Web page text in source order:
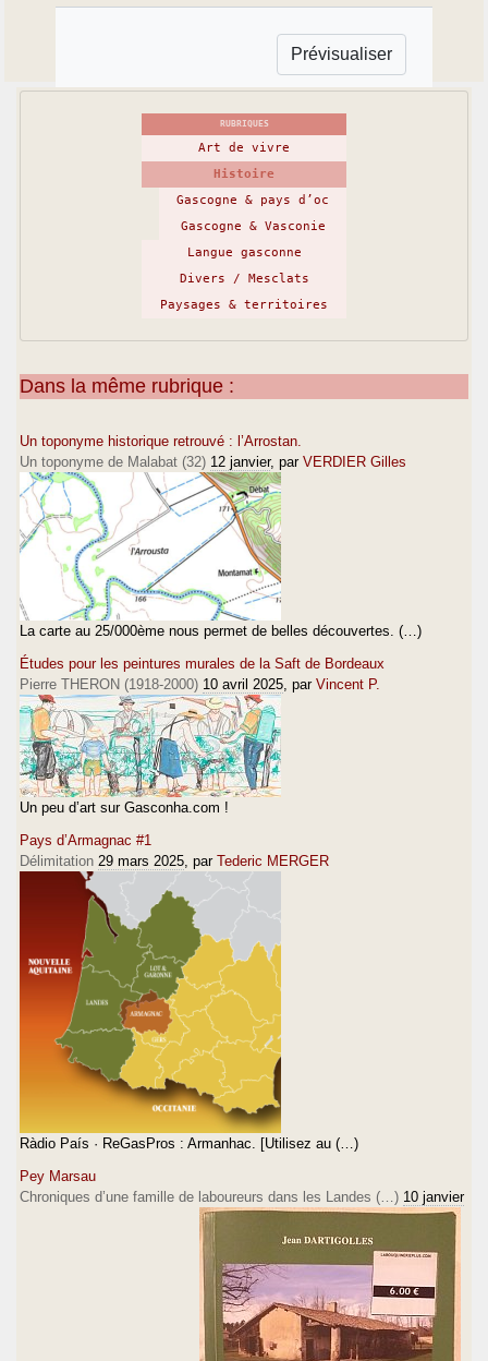
RUBRIQUES
Art de vivre
Histoire
Gascogne & pays d’oc
Gascogne & Vasconie
Langue gasconne
Divers / Mesclats
Paysages & territoires
Dans la même rubrique :
Un toponyme historique retrouvé : l’Arrostan.
Un toponyme de Malabat (32) 12 janvier, par VERDIER Gilles
La carte au 25/000ème nous permet de belles découvertes. (…)
Études pour les peintures murales de la Saft de Bordeaux
Pierre THERON (1918-2000) 10 avril 2025 , par Vincent P.
Un peu d’art sur Gasconha.com !
Pays d’Armagnac #1
Délimitation 29 mars 2025 , par Tederic MERGER
Ràdio País · ReGasPros : Armanhac. [Utilisez au (…)
Pey Marsau
Chroniques d’une famille de laboureurs dans les Landes (…) 10 janvier